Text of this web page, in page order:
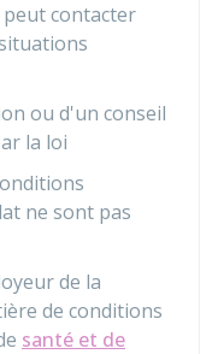
contacter
ou d'un conseil
la loi
ne sont pas
de la
de conditions
santé et de